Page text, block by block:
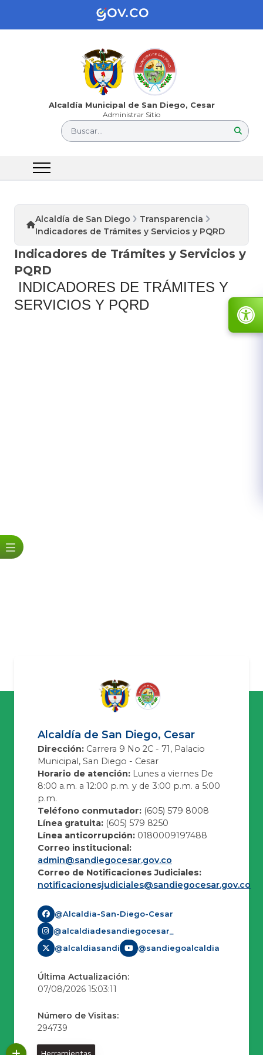
Alcaldía Municipal de San Diego, Cesar
Administrar Sitio
Buscar...
Alcaldía de San Diego
Transparencia
Indicadores de Trámites y Servicios y PQRD
Indicadores de Trámites y Servicios y
PQRD
INDICADORES DE TRÁMITES Y
SERVICIOS Y PQRD
Alcaldía de San Diego, Cesar
Dirección: Carrera 9 No 2C - 71, Palacio
Municipal, San Diego - Cesar
Horario de atención: Lunes a viernes De
8:00 a.m. a 12:00 p.m. y de 3:00 p.m. a 5:00
p.m.
Teléfono conmutador: (605) 579 8008
Línea gratuita: (605) 579 8250
Línea anticorrupción: 0180009197488
Correo institucional:
admin@sandiegocesar.gov.co
Correo de Notificaciones Judiciales:
notificacionesjudiciales@sandiegocesar.gov.co
@Alcaldia-San-Diego-Cesar
@alcaldiadesandiegocesar_
@alcaldiasandi
@sandiegoalcaldia
Última Actualización:
07/08/2026 15:03:11
Número de Visitas:
294739